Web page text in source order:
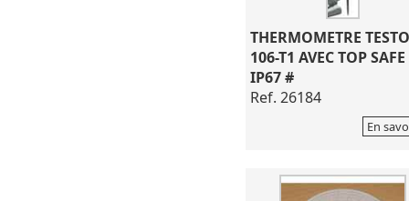
THERMOMETRE TESTO
106-T1 AVEC TOP SAFE
IP67 #
Ref. 26184
En